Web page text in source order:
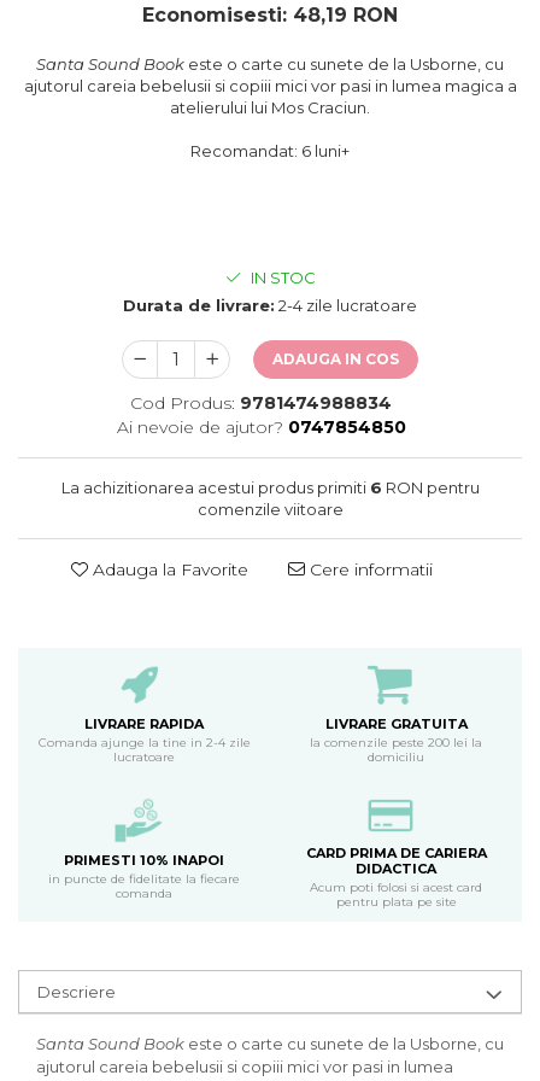
Economisesti: 48,19 RON
Santa Sound Book este o carte cu sunete de la Usborne, cu
ajutorul careia bebelusii si copiii mici vor pasi in lumea magica a
atelierului lui Mos Craciun.
Recomandat: 6 luni+
IN STOC
Durata de livrare: 2-4 zile lucratoare
ADAUGA IN COS
Cod Produs: 9781474988834
Ai nevoie de ajutor? 0747854850
La achizitionarea acestui produs primiti 6 RON pentru
comenzile viitoare
Adauga la Favorite Cere informatii
LIVRARE RAPIDA
Comanda ajunge la tine in 2-4 zile
lucratoare
LIVRARE GRATUITA
la comenzile peste 200 lei la
domiciliu
PRIMESTI 10% INAPOI
in puncte de fidelitate la fiecare
comanda
CARD PRIMA DE CARIERA
DIDACTICA
Acum poti folosi si acest card
pentru plata pe site
Descriere
Santa Sound Book este o carte cu sunete de la Usborne, cu
ajutorul careia bebelusii si copiii mici vor pasi in lumea